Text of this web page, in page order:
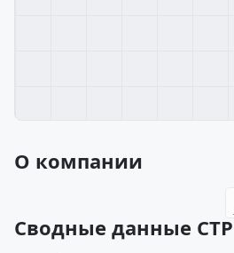
О компании
Сводные данные